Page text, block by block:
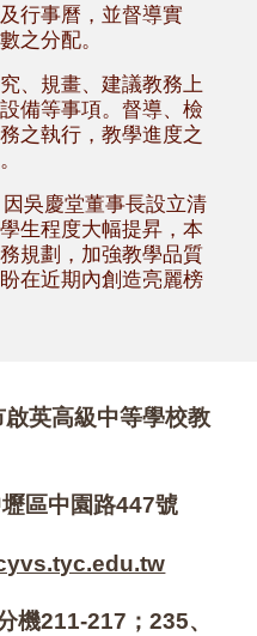
行事曆，並督導實
之分配。
、規畫、建議教務上
備等事項。督導、檢
之執行，教學進度之
吳慶堂董事長設立清
生程度大幅提昇，本
規劃，加強教學品質
在近期內創造亮麗榜
英高級中等學校教
區中園路447號
機211-217；235、